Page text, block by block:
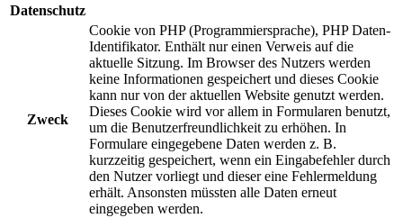
Datenschutz
Zweck
Cookie von PHP (Programmiersprache), PHP Daten-
Identifikator. Enthält nur einen Verweis auf die
aktuelle Sitzung. Im Browser des Nutzers werden
keine Informationen gespeichert und dieses Cookie
kann nur von der aktuellen Website genutzt werden.
Dieses Cookie wird vor allem in Formularen benutzt,
um die Benutzerfreundlichkeit zu erhöhen. In
Formulare eingegebene Daten werden z. B.
kurzzeitig gespeichert, wenn ein Eingabefehler durch
den Nutzer vorliegt und dieser eine Fehlermeldung
erhält. Ansonsten müssten alle Daten erneut
eingegeben werden.